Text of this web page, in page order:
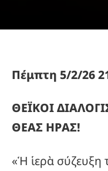
Πέμπτη 5/2/26
ΘΕΪΚΟΙ
ΘΕΑΣ ΗΡΑΣ!
«Ἡ ἱερὰ